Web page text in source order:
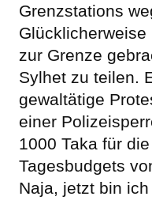
Grenzstations
zur Grenze
Sylhet zu teilen.
gewaltätige
einer
1000 Taka für
Tagesbudgets
Naja, jetzt bin